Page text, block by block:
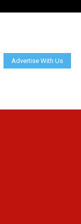
Advertise With Us